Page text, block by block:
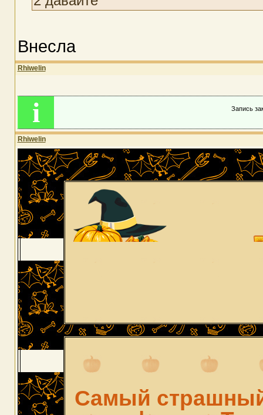
Внесла
Rhiwelin
i Запись
Rhiwelin
Самый